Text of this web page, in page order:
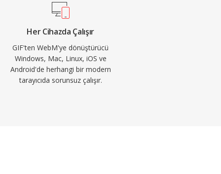
Her Cihazda Çalışır
GIF'ten WebM'ye dönüştürücü
Windows, Mac, Linux, iOS ve
Android'de herhangi bir modern
tarayıcıda sorunsuz çalışır.